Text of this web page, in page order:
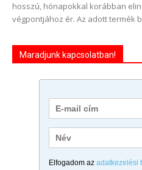
hosszú, hónapokkal korábban
végpontjához ér. Az adott termék
Maradjunk kapcsolatban!
Elfogadom az adatkezelési